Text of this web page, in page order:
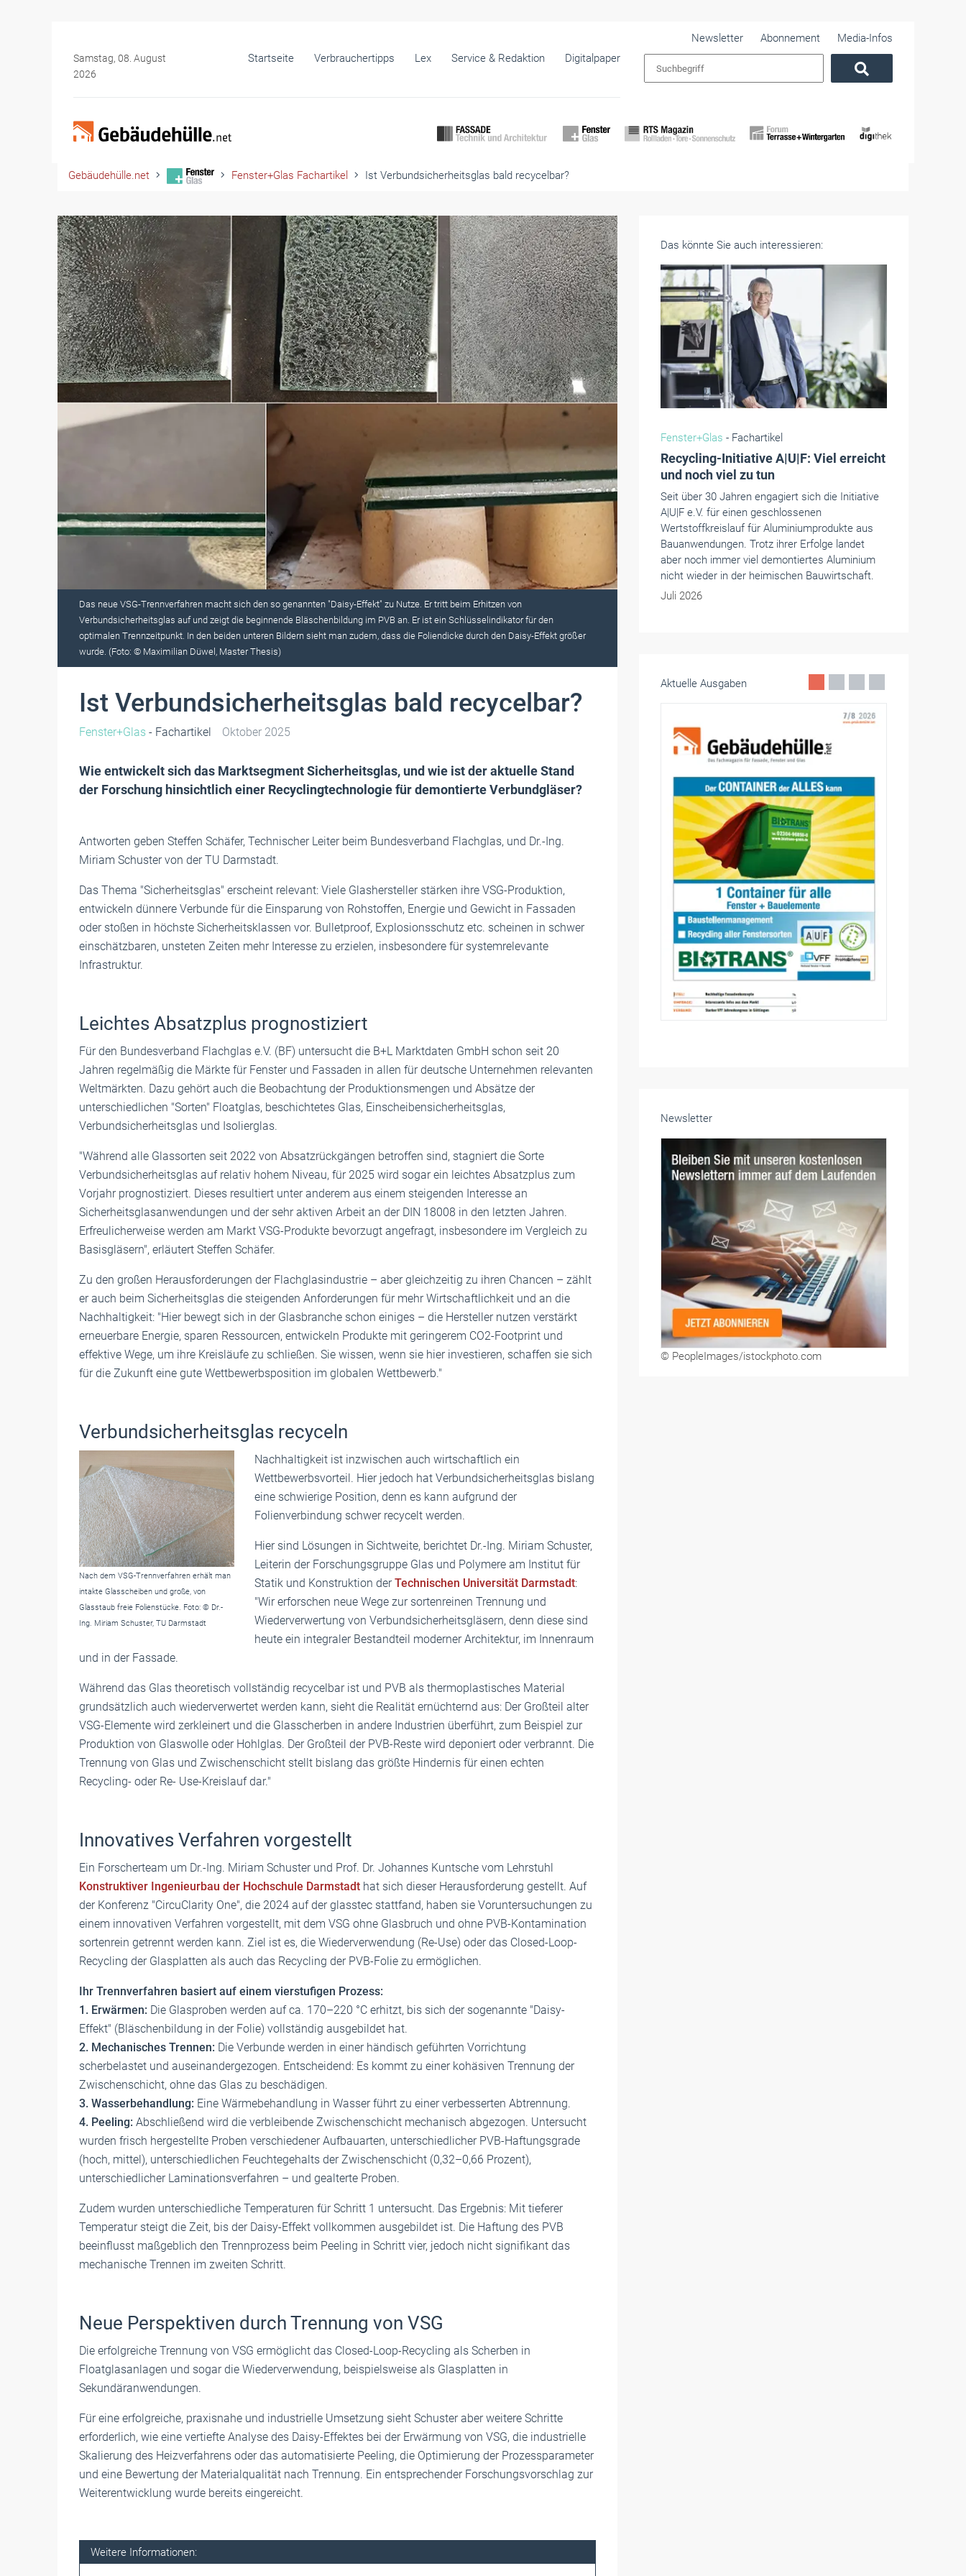
Samstag, 08. August
2026
Startseite Verbrauchertipps Lex Service & Redaktion Digitalpaper
Newsletter Abonnement Media-Infos
Gebäudehülle.net Fenster+Glas Fachartikel Ist Verbundsicherheitsglas bald recycelbar?
Das neue VSG-Trennverfahren macht sich den so genannten "Daisy-Effekt" zu Nutze. Er tritt beim Erhitzen von
Verbundsicherheitsglas auf und zeigt die beginnende Bläschenbildung im PVB an. Er ist ein Schlüsselindikator für den
optimalen Trennzeitpunkt. In den beiden unteren Bildern sieht man zudem, dass die Foliendicke durch den Daisy-Effekt größer
wurde. (Foto: © Maximilian Düwel, Master Thesis)
Ist Verbundsicherheitsglas bald recycelbar?
Fenster+Glas - Fachartikel Oktober 2025
Wie entwickelt sich das Marktsegment Sicherheitsglas, und wie ist der aktuelle Stand
der Forschung hinsichtlich einer Recyclingtechnologie für demontierte Verbundgläser?
Antworten geben Steffen Schäfer, Technischer Leiter beim Bundesverband Flachglas, und Dr.-Ing.
Miriam Schuster von der TU Darmstadt.
Das Thema "Sicherheitsglas" erscheint relevant: Viele Glashersteller stärken ihre VSG-Produktion,
entwickeln dünnere Verbunde für die Einsparung von Rohstoffen, Energie und Gewicht in Fassaden
oder stoßen in höchste Sicherheitsklassen vor. Bulletproof, Explosionsschutz etc. scheinen in schwer
einschätzbaren, unsteten Zeiten mehr Interesse zu erzielen, insbesondere für systemrelevante
Infrastruktur.
Leichtes Absatzplus prognostiziert
Für den Bundesverband Flachglas e.V. (BF) untersucht die B+L Marktdaten GmbH schon seit 20
Jahren regelmäßig die Märkte für Fenster und Fassaden in allen für deutsche Unternehmen relevanten
Weltmärkten. Dazu gehört auch die Beobachtung der Produktionsmengen und Absätze der
unterschiedlichen "Sorten" Floatglas, beschichtetes Glas, Einscheibensicherheitsglas,
Verbundsicherheitsglas und Isolierglas.
"Während alle Glassorten seit 2022 von Absatzrückgängen betroffen sind, stagniert die Sorte
Verbundsicherheitsglas auf relativ hohem Niveau, für 2025 wird sogar ein leichtes Absatzplus zum
Vorjahr prognostiziert. Dieses resultiert unter anderem aus einem steigenden Interesse an
Sicherheitsglasanwendungen und der sehr aktiven Arbeit an der DIN 18008 in den letzten Jahren.
Erfreulicherweise werden am Markt VSG-Produkte bevorzugt angefragt, insbesondere im Vergleich zu
Basisgläsern", erläutert Steffen Schäfer.
Zu den großen Herausforderungen der Flachglasindustrie – aber gleichzeitig zu ihren Chancen – zählt
er auch beim Sicherheitsglas die steigenden Anforderungen für mehr Wirtschaftlichkeit und an die
Nachhaltigkeit: "Hier bewegt sich in der Glasbranche schon einiges – die Hersteller nutzen verstärkt
erneuerbare Energie, sparen Ressourcen, entwickeln Produkte mit geringerem CO2-Footprint und
effektive Wege, um ihre Kreisläufe zu schließen. Sie wissen, wenn sie hier investieren, schaffen sie sich
für die Zukunft eine gute Wettbewerbsposition im globalen Wettbewerb."
Verbundsicherheitsglas recyceln
Nach dem VSG-Trennverfahren erhält man
intakte Glasscheiben und große, von
Glasstaub freie Folienstücke. Foto: © Dr.-
Ing. Miriam Schuster, TU Darmstadt
Nachhaltigkeit ist inzwischen auch wirtschaftlich ein
Wettbewerbsvorteil. Hier jedoch hat Verbundsicherheitsglas bislang
eine schwierige Position, denn es kann aufgrund der
Folienverbindung schwer recycelt werden.
Hier sind Lösungen in Sichtweite, berichtet Dr.-Ing. Miriam Schuster,
Leiterin der Forschungsgruppe Glas und Polymere am Institut für
Statik und Konstruktion derTechnischen Universität Darmstadt:
"Wir erforschen neue Wege zur sortenreinen Trennung und
Wiederverwertung von Verbundsicherheitsgläsern, denn diese sind
heute ein integraler Bestandteil moderner Architektur, im Innenraum
und in der Fassade.
Während das Glas theoretisch vollständig recycelbar ist und PVB als thermoplastisches Material
grundsätzlich auch wiederverwertet werden kann, sieht die Realität ernüchternd aus: Der Großteil alter
VSG-Elemente wird zerkleinert und die Glasscherben in andere Industrien überführt, zum Beispiel zur
Produktion von Glaswolle oder Hohlglas. Der Großteil der PVB-Reste wird deponiert oder verbrannt. Die
Trennung von Glas und Zwischenschicht stellt bislang das größte Hindernis für einen echten
Recycling- oder Re- Use-Kreislauf dar."
Innovatives Verfahren vorgestellt
Ein Forscherteam um Dr.-Ing. Miriam Schuster und Prof. Dr. Johannes Kuntsche vom Lehrstuhl
Konstruktiver Ingenieurbau der Hochschule Darmstadt hat sich dieser Herausforderung gestellt. Auf
der Konferenz "CircuClarity One", die 2024 auf der glasstec stattfand, haben sie Voruntersuchungen zu
einem innovativen Verfahren vorgestellt, mit dem VSG ohne Glasbruch und ohne PVB-Kontamination
sortenrein getrennt werden kann. Ziel ist es, die Wiederverwendung (Re-Use) oder das Closed-Loop-
Recycling der Glasplatten als auch das Recycling der PVB-Folie zu ermöglichen.
Ihr Trennverfahren basiert auf einem vierstufigen Prozess:
1. Erwärmen: Die Glasproben werden auf ca. 170–220 °C erhitzt, bis sich der sogenannte "Daisy-
Effekt" (Bläschenbildung in der Folie) vollständig ausgebildet hat.
2. Mechanisches Trennen: Die Verbunde werden in einer händisch geführten Vorrichtung
scherbelastet und auseinandergezogen. Entscheidend: Es kommt zu einer kohäsiven Trennung der
Zwischenschicht, ohne das Glas zu beschädigen.
3. Wasserbehandlung: Eine Wärmebehandlung in Wasser führt zu einer verbesserten Abtrennung.
4. Peeling: Abschließend wird die verbleibende Zwischenschicht mechanisch abgezogen. Untersucht
wurden frisch hergestellte Proben verschiedener Aufbauarten, unterschiedlicher PVB-Haftungsgrade
(hoch, mittel), unterschiedlichen Feuchtegehalts der Zwischenschicht (0,32–0,66 Prozent),
unterschiedlicher Laminationsverfahren – und gealterte Proben.
Zudem wurden unterschiedliche Temperaturen für Schritt 1 untersucht. Das Ergebnis: Mit tieferer
Temperatur steigt die Zeit, bis der Daisy-Effekt vollkommen ausgebildet ist. Die Haftung des PVB
beeinflusst maßgeblich den Trennprozess beim Peeling in Schritt vier, jedoch nicht signifikant das
mechanische Trennen im zweiten Schritt.
Neue Perspektiven durch Trennung von VSG
Die erfolgreiche Trennung von VSG ermöglicht das Closed-Loop-Recycling als Scherben in
Floatglasanlagen und sogar die Wiederverwendung, beispielsweise als Glasplatten in
Sekundäranwendungen.
Für eine erfolgreiche, praxisnahe und industrielle Umsetzung sieht Schuster aber weitere Schritte
erforderlich, wie eine vertiefte Analyse des Daisy-Effektes bei der Erwärmung von VSG, die industrielle
Skalierung des Heizverfahrens oder das automatisierte Peeling, die Optimierung der Prozessparameter
und eine Bewertung der Materialqualität nach Trennung. Ein entsprechender Forschungsvorschlag zur
Weiterentwicklung wurde bereits eingereicht.
Weitere Informationen:
Das könnte Sie auch interessieren:
RTS Magazin - Aktuell
Die R+T als Plattform für die
Gebäudehülle der Zukunft
Die R+T gilt seit Jahrzehnten als internationale
Leitplattform für Innovationen rund um
Rollladen, Tore und Sonnenschutz.
Mai 2026
© PeopleImages/istockphoto.com